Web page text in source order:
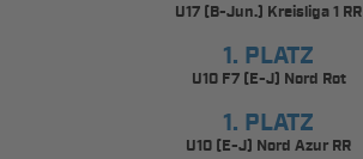
U17 (B-Jun.) Kreisliga 1 RR
1. PLATZ
U10 F7 (E-J) Nord Rot
1. PLATZ
U10 (E-J) Nord Azur RR